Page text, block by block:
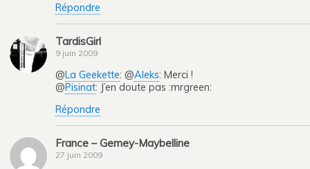
Répondre
TardisGirl
9 juin 2009
@La Geekette: @Aleks: Merci !
@Pisinat: J’en doute pas :mrgreen:
Répondre
France – Gemey-Maybelline
27 juin 2009